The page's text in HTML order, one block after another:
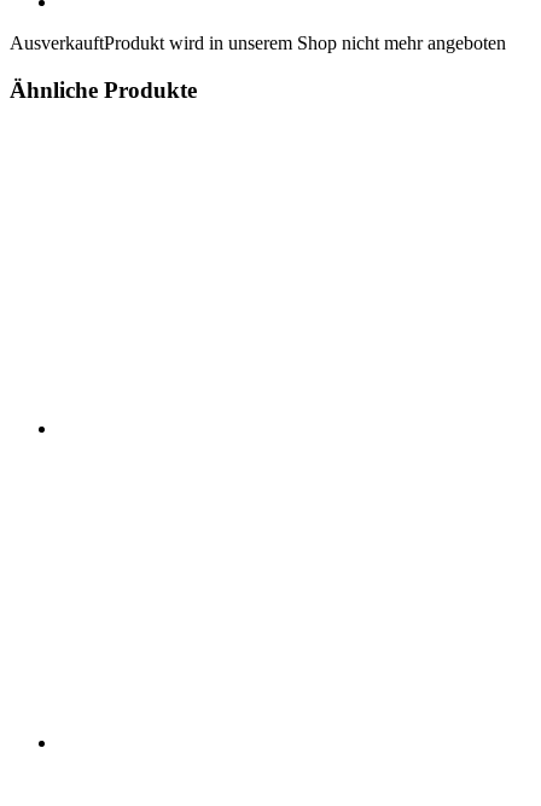
AusverkauftProdukt wird in unserem Shop nicht mehr angeboten
Ähnliche Produkte